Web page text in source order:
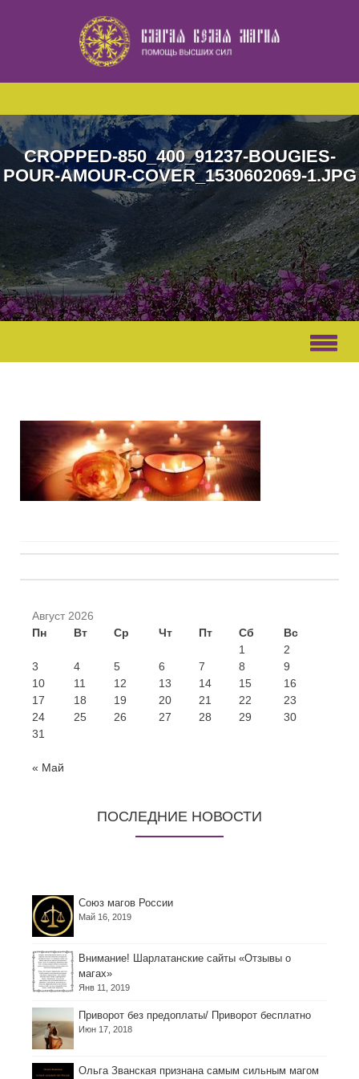
CROPPED-850_400_91237-BOUGIES-
POUR-AMOUR-COVER_1530602069-1.JPG
записи
Август 2026
Пн
Вт Ср Чт Пт Сб
Вс
1
2
3
4 5 6 7 8
9
10
11 12 13 14 15
16
17
18 19 20 21 22
23
24
25 26 27 28 29
30
31
« Май
ПОСЛЕДНИЕ НОВОСТИ
Союз магов России
Май 16, 2019
Внимание! Шарлатанские сайты «Отзывы о
магах»
Янв 11, 2019
Приворот без предоплаты/ Приворот бесплатно
Июн 17, 2018
Ольга Званская признана самым сильным магом